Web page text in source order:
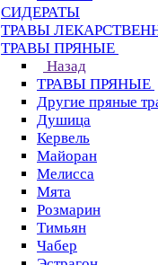
СИДЕРАТЫ
ТРАВЫ
ТРАВЫ ПРЯНЫЕ
Назад
ТРАВЫ ПРЯНЫЕ
Другие пряные
Душица
Кервель
Майоран
Мелисса
Мята
Розмарин
Тимьян
Чабер